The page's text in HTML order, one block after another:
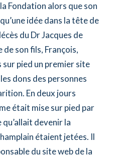
Fondation alors que son
idée dans la tête de
du Dr Jacques de
de son fils, François,
pied un premier site
dons des personnes
En deux jours
était mise sur pied par
devenir la
étaient jetées. Il
du site web de la